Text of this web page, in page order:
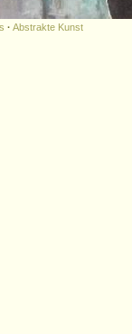
· Abstrakte Kunst